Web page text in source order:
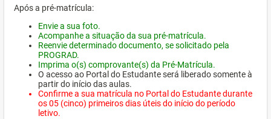
Após a pré-matrícula:
Envie a sua foto.
Acompanhe a situação da sua pré-matrícula.
Reenvie determinado documento, se solicitado pela
PROGRAD.
Imprima o(s) comprovante(s) da Pré-Matrícula.
O acesso ao Portal do Estudante será liberado somente à
partir do início das aulas.
Confirme a sua matrícula no Portal do Estudante durante
os 05 (cinco) primeiros dias úteis do início do período
letivo.